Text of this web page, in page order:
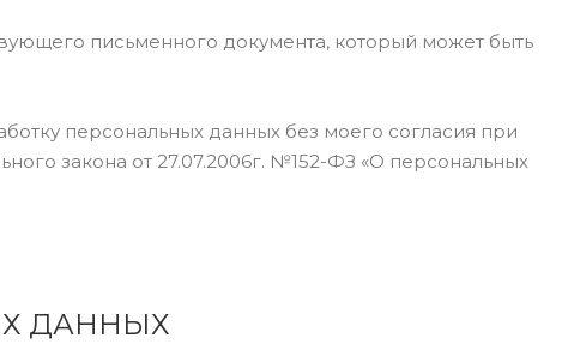
письменного документа, который может быть
персональных данных без моего согласия при
закона от 27.07.2006г. №152-ФЗ «О персональных
ДАННЫХ